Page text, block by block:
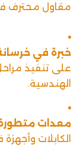
مقاول محترف
خبرة في
على تنفيذ
الهندسية.
معدات
الكابلات